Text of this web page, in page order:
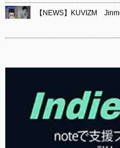
【NEWS】KUVIZM